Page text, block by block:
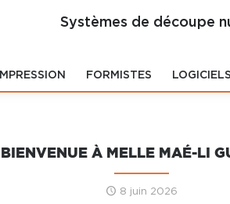
Systèmes de découpe
IMPRESSION FORMISTES LOGICIELS
BIENVENUE À MELLE MAÉ-LI
8 juin 2026